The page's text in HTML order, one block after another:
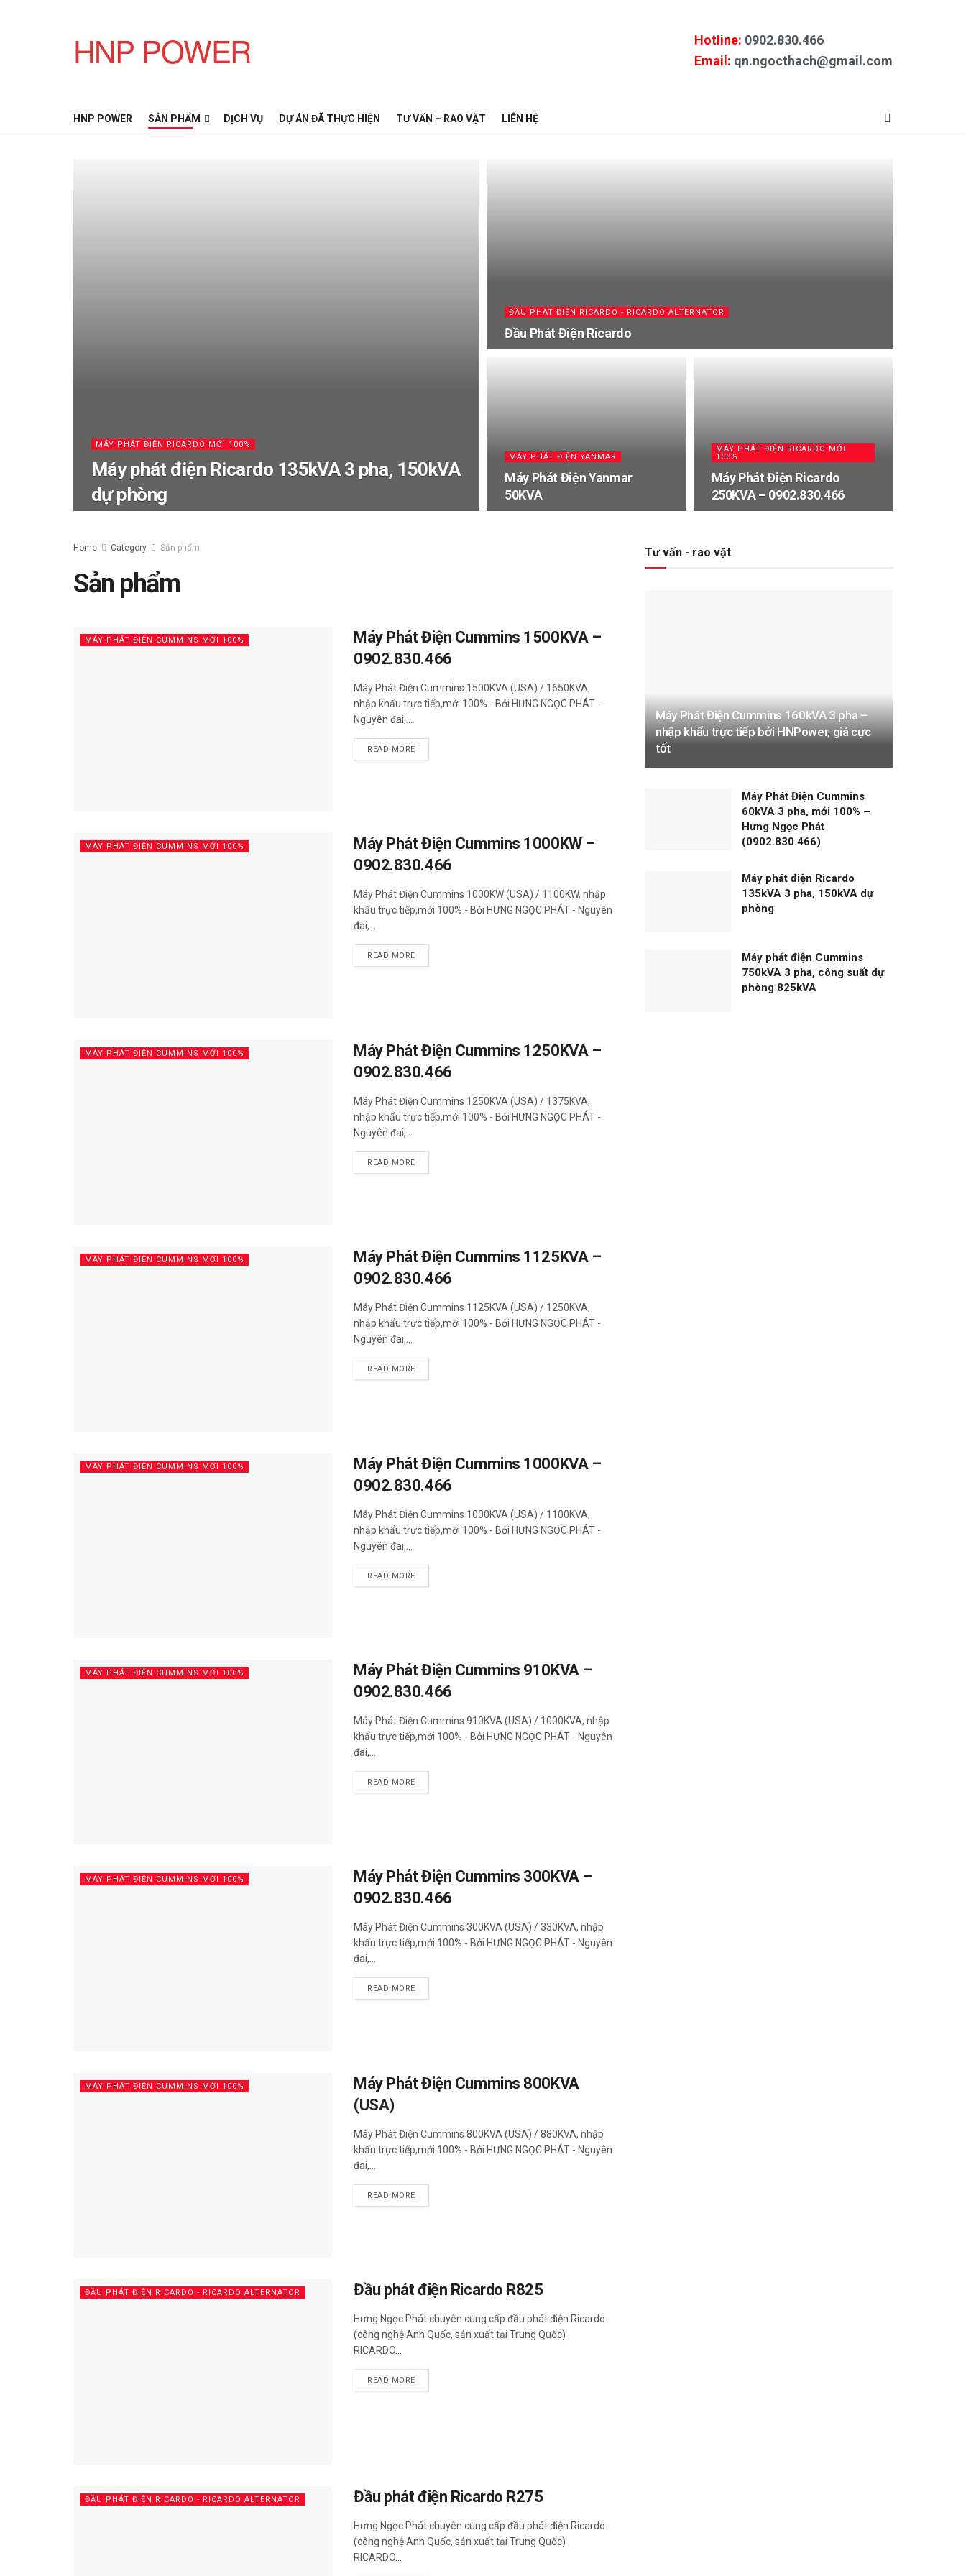
HNP POWER Hotline: 0902.830.466
Email: qn.ngocthach@gmail.com
HNP POWER SẢN PHẨM DỊCH VỤ DỰ ÁN ĐÃ THỰC HIỆN TƯ VẤN – RAO VẶT LIÊN HỆ
MÁY PHÁT ĐIỆN RICARDO MỚI 100%
Máy phát điện Ricardo 135kVA 3 pha, 150kVA
dự phòng
ĐẦU PHÁT ĐIỆN RICARDO - RICARDO ALTERNATOR
Đầu Phát Điện Ricardo
MÁY PHÁT ĐIỆN YANMAR
Máy Phát Điện Yanmar
50KVA
MÁY PHÁT ĐIỆN RICARDO MỚI
100%
Máy Phát Điện Ricardo
250KVA – 0902.830.466
Home Category Sản phẩm
Sản phẩm
MÁY PHÁT ĐIỆN CUMMINS MỚI 100%
Máy Phát Điện Cummins 1500KVA –
0902.830.466
Máy Phát Điện Cummins 1500KVA (USA) / 1650KVA,
nhập khẩu trực tiếp,mới 100% - Bởi HƯNG NGỌC PHÁT -
Nguyên đai,...
READ MORE
MÁY PHÁT ĐIỆN CUMMINS MỚI 100%
Máy Phát Điện Cummins 1000KW –
0902.830.466
Máy Phát Điện Cummins 1000KW (USA) / 1100KW, nhập
khẩu trực tiếp,mới 100% - Bởi HƯNG NGỌC PHÁT - Nguyên
đai,...
READ MORE
MÁY PHÁT ĐIỆN CUMMINS MỚI 100%
Máy Phát Điện Cummins 1250KVA –
0902.830.466
Máy Phát Điện Cummins 1250KVA (USA) / 1375KVA,
nhập khẩu trực tiếp,mới 100% - Bởi HƯNG NGỌC PHÁT -
Nguyên đai,...
READ MORE
MÁY PHÁT ĐIỆN CUMMINS MỚI 100%
Máy Phát Điện Cummins 1125KVA –
0902.830.466
Máy Phát Điện Cummins 1125KVA (USA) / 1250KVA,
nhập khẩu trực tiếp,mới 100% - Bởi HƯNG NGỌC PHÁT -
Nguyên đai,...
READ MORE
MÁY PHÁT ĐIỆN CUMMINS MỚI 100%
Máy Phát Điện Cummins 1000KVA –
0902.830.466
Máy Phát Điện Cummins 1000KVA (USA) / 1100KVA,
nhập khẩu trực tiếp,mới 100% - Bởi HƯNG NGỌC PHÁT -
Nguyên đai,...
READ MORE
MÁY PHÁT ĐIỆN CUMMINS MỚI 100%
Máy Phát Điện Cummins 910KVA –
0902.830.466
Máy Phát Điện Cummins 910KVA (USA) / 1000KVA, nhập
khẩu trực tiếp,mới 100% - Bởi HƯNG NGỌC PHÁT - Nguyên
đai,...
READ MORE
MÁY PHÁT ĐIỆN CUMMINS MỚI 100%
Máy Phát Điện Cummins 300KVA –
0902.830.466
Máy Phát Điện Cummins 300KVA (USA) / 330KVA, nhập
khẩu trực tiếp,mới 100% - Bởi HƯNG NGỌC PHÁT - Nguyên
đai,...
READ MORE
MÁY PHÁT ĐIỆN CUMMINS MỚI 100%
Máy Phát Điện Cummins 800KVA
(USA)
Máy Phát Điện Cummins 800KVA (USA) / 880KVA, nhập
khẩu trực tiếp,mới 100% - Bởi HƯNG NGỌC PHÁT - Nguyên
đai,...
READ MORE
ĐẦU PHÁT ĐIỆN RICARDO - RICARDO ALTERNATOR Đầu phát điện Ricardo R825
Hưng Ngọc Phát chuyên cung cấp đầu phát điện Ricardo
(công nghệ Anh Quốc, sản xuất tại Trung Quốc)
RICARDO...
READ MORE
ĐẦU PHÁT ĐIỆN RICARDO - RICARDO ALTERNATOR Đầu phát điện Ricardo R275
Hưng Ngọc Phát chuyên cung cấp đầu phát điện Ricardo
(công nghệ Anh Quốc, sản xuất tại Trung Quốc)
RICARDO...
Tư vấn - rao vặt
Máy Phát Điện Cummins 160kVA 3 pha –
nhập khẩu trực tiếp bởi HNPower, giá cực
tốt
Máy Phát Điện Cummins
60kVA 3 pha, mới 100% –
Hưng Ngọc Phát
(0902.830.466)
Máy phát điện Ricardo
135kVA 3 pha, 150kVA dự
phòng
Máy phát điện Cummins
750kVA 3 pha, công suất dự
phòng 825kVA